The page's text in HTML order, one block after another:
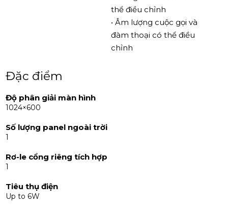
thực tế, tiết kiệm chi phí đáp ứng nhu cầu của bất kỳ hệ
thống chuông cửa tiêu chuẩn nào. Thiết kế sạch sẽ làm
cho nó trở thành một lựa chọn đa năng cho nhiều nội
thể điều chỉnh
• Âm lượng cuộc gọi và
đàm thoại có thể điều
chỉnh
Đặc điểm
Độ phân giải màn hình
1024×600
Số lượng panel ngoài trời
1
Rơ-le cổng riêng tích hợp
1
Tiêu thụ điện
Up to 6W